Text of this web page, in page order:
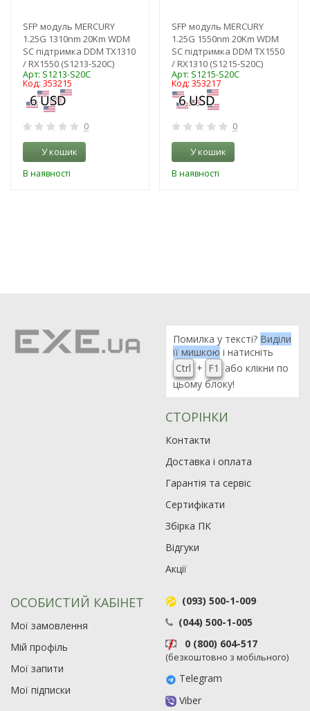
SFP модуль MERCURY
1.25G 1310nm 20Km WDM
SC підтримка DDM TX1310
/ RX1550 (S1213-S20C)
Арт: S1213-S20C
Код: 353215
0
У кошик
В наявності
SFP модуль MERCURY
1.25G 1550nm 20Km WDM
SC підтримка DDM TX1550
/ RX1310 (S1215-S20C)
Арт: S1215-S20C
Код: 353217
0
У кошик
В наявності
Помилка у тексті? Виділи
її мишкою і натисніть
Ctrl + F1
або клікни по
цьому блоку!
СТОРІНКИ
Контакти
Доставка і оплата
Гарантія та сервіс
Сертифікати
Збірка ПК
Відгуки
Акції
ОСОБИСТИЙ КАБІНЕТ
Мої замовлення
Мій профіль
Мої запити
Мої підписки
(093) 500-1-009
(044) 500-1-005
0 (800) 604-517
(безкоштовно з мобільного)
Telegram
Viber